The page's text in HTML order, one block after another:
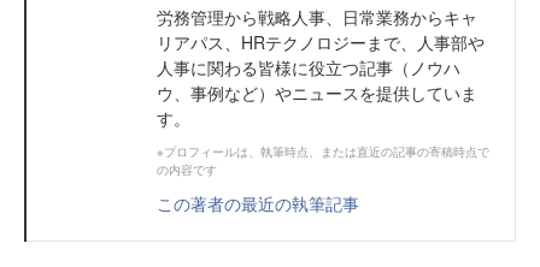
労務管理から戦略人事、日常業務からキャ
リアパス、HRテクノロジーまで、人事部や
人事に関わる皆様に役立つ記事（ノウハ
ウ、事例など）やニュースを提供していま
す。
※プロフィールは、執筆時点、または直近の記事の寄稿時点で
の内容です
この著者の最近の執筆記事